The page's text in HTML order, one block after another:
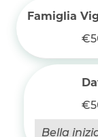
Famiglia
Bella